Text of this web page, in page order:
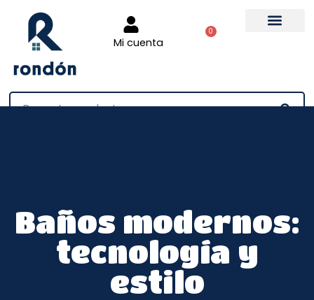
Mi cuenta
0
Baños modernos:
tecnología y
estilo